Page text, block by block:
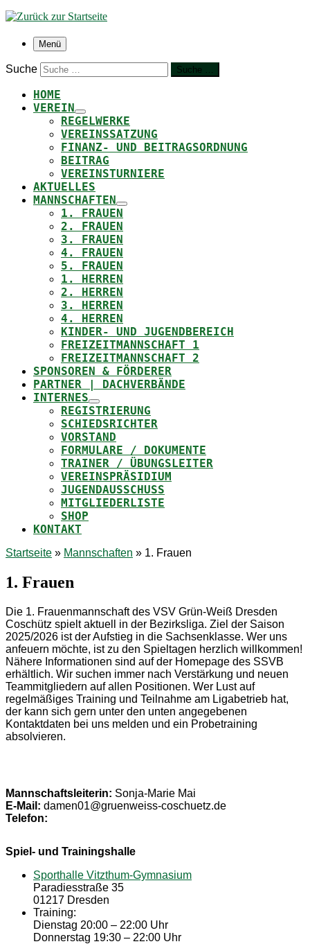
Menü
Suche Suche …
HOME
VEREIN
REGELWERKE
VEREINSSATZUNG
FINANZ- UND BEITRAGSORDNUNG
BEITRAG
VEREINSTURNIERE
AKTUELLES
MANNSCHAFTEN
1. FRAUEN
2. FRAUEN
3. FRAUEN
4. FRAUEN
5. FRAUEN
1. HERREN
2. HERREN
3. HERREN
4. HERREN
KINDER- UND JUGENDBEREICH
FREIZEITMANNSCHAFT 1
FREIZEITMANNSCHAFT 2
SPONSOREN & FÖRDERER
PARTNER | DACHVERBÄNDE
INTERNES
REGISTRIERUNG
SCHIEDSRICHTER
VORSTAND
FORMULARE / DOKUMENTE
TRAINER / ÜBUNGSLEITER
VEREINSPRÄSIDIUM
JUGENDAUSSCHUSS
MITGLIEDERLISTE
SHOP
KONTAKT
Startseite » Mannschaften » 1. Frauen
1. Frauen
Die 1. Frauenmannschaft des VSV Grün-Weiß Dresden
Coschütz spielt aktuell in der Bezirksliga. Ziel der Saison
2025/2026 ist der Aufstieg in die Sachsenklasse. Wer uns
anfeuern möchte, ist zu den Spieltagen herzlich willkommen!
Nähere Informationen sind auf der Homepage des SSVB
erhältlich. Wir suchen immer nach Verstärkung und neuen
Teammitgliedern auf allen Positionen. Wer Lust auf
regelmäßiges Training und Teilnahme am Ligabetrieb hat,
der kann sich gern unter den unten angegebenen
Kontaktdaten bei uns melden und ein Probetraining
absolvieren.
Mannschaftsleiterin: Sonja-Marie Mai
E-Mail: damen01@gruenweiss-coschuetz.de
Telefon:
Spiel- und Trainingshalle
Sporthalle Vitzthum-Gymnasium
Paradiesstraße 35
01217 Dresden
Training:
Dienstag 20:00 – 22:00 Uhr
Donnerstag 19:30 – 22:00 Uhr